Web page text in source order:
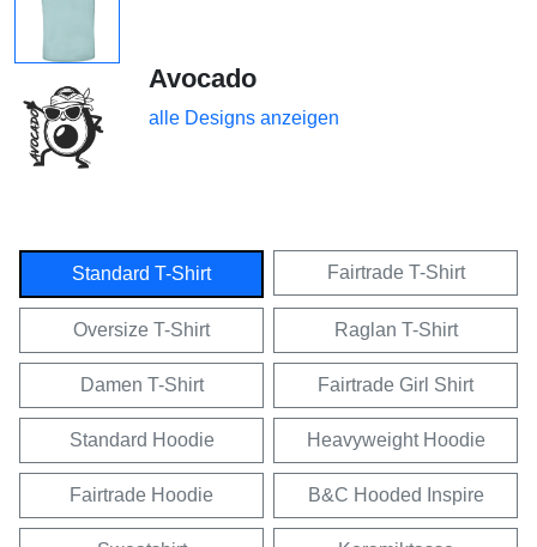
Avocado
alle Designs anzeigen
Standard T-Shirt Fairtrade T-Shirt
Oversize T-Shirt Raglan T-Shirt
Damen T-Shirt Fairtrade Girl Shirt
Standard Hoodie Heavyweight Hoodie
Fairtrade Hoodie B&C Hooded Inspire